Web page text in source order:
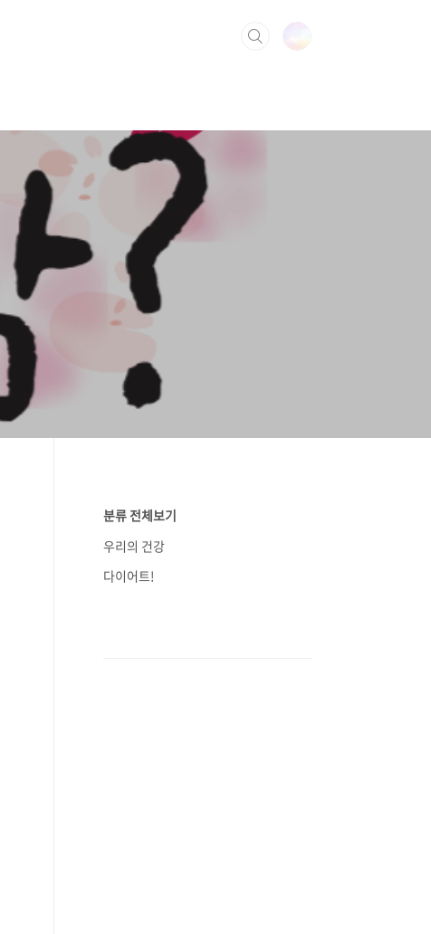
분류 전체보기
우리의 건강
다이어트!